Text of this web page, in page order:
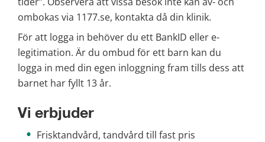
ombokas via 1177.se, kontakta då din klinik.
För att logga in behöver du ett BankID eller e-
legitimation. Är du ombud för ett barn kan du
logga in med din egen inloggning fram tills dess att
barnet har fyllt 13 år.
Vi erbjuder
Frisktandvård, tandvård till fast pris